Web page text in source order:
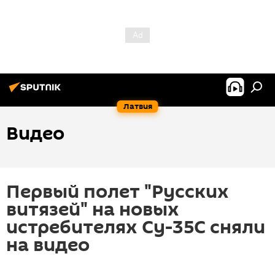
Латвия
Видео
Первый полет "Русских
витязей" на новых
истребителях Су-35С сняли
на видео